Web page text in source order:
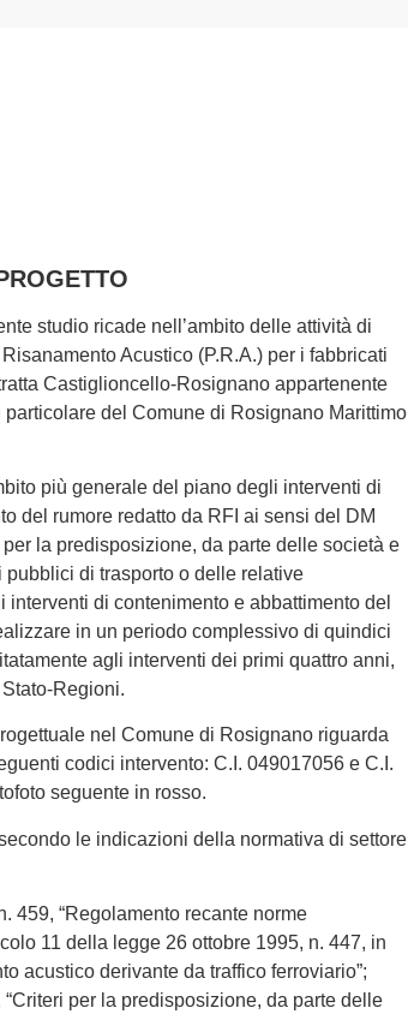
studio ricade nell’ambito delle attività di
Acustico (P.R.A.) per i fabbricati
Castiglioncello-Rosignano appartenente
del Comune di Rosignano Marittimo
più generale del piano degli interventi di
del rumore redatto da RFI ai sensi del DM
la predisposizione, da parte delle società e
di trasporto o delle relative
interventi di contenimento e abbattimento del
in un periodo complessivo di quindici
agli interventi dei primi quattro anni,
Regioni.
nel Comune di Rosignano riguarda
codici intervento: C.I. 049017056 e C.I.
seguente in rosso.
le indicazioni della normativa di settore
459, “Regolamento recante norme
11 della legge 26 ottobre 1995, n. 447, in
acustico derivante da traffico ferroviario”;
per la predisposizione, da parte delle